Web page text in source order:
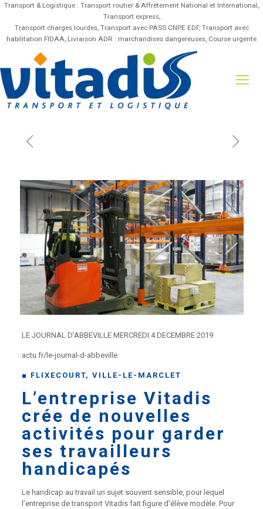
Transport & Logistique : Transport routier & Affrètement National et International,
Transport express,
Transport charges lourdes, Transport avec PASS CNPE EDF, Transport avec
habilitation FIDAA, Livraison ADR : marchandises dangereuses, Course urgente
LE JOURNAL D’ABBEVILLE MERCREDI 4 DECEMBRE 2019
actu.fr/le-journal-d-abbeville
■ FLIXECOURT, VILLE-LE-MARCLET
L’entreprise Vitadis
crée de nouvelles
activités pour garder
ses travailleurs
handicapés
Le handicap au travail un sujet souvent sensible, pour lequel
l’entreprise de transport Vitadis fait figure d’élève modèle. Pour